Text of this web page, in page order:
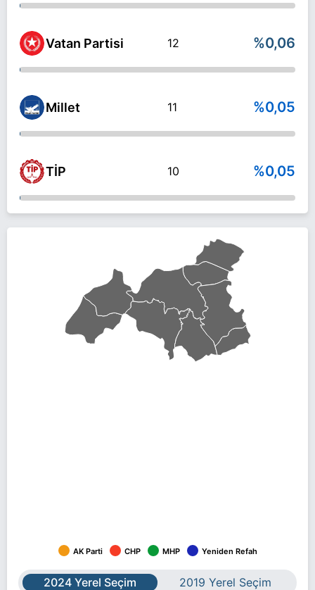
Vatan Partisi 12 %0,06
Millet 11 %0,05
TİP 10 %0,05
AK Parti CHP MHP Yeniden Refah
2024 Yerel Seçim 2019 Yerel Seçim